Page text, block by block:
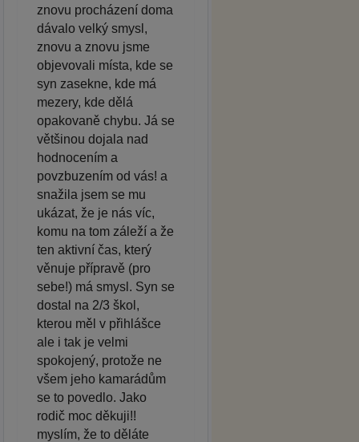
znovu procházení doma
dávalo velký smysl,
znovu a znovu jsme
objevovali místa, kde se
syn zasekne, kde má
mezery, kde dělá
opakovaně chybu. Já se
většinou dojala nad
hodnocením a
povzbuzením od vás! a
snažila jsem se mu
ukázat, že je nás víc,
komu na tom záleží a že
ten aktivní čas, který
věnuje přípravě (pro
sebe!) má smysl. Syn se
dostal na 2/3 škol,
kterou měl v přihlášce
ale i tak je velmi
spokojený, protože ne
všem jeho kamarádům
se to povedlo. Jako
rodič moc děkuji!!
myslím, že to děláte